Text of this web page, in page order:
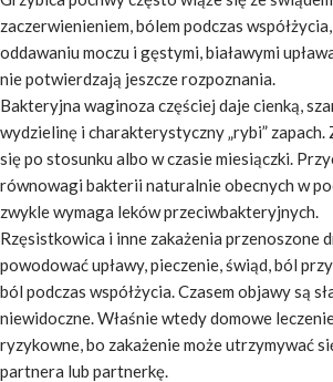
zaczerwienieniem, bólem podczas
oddawaniu moczu i gęstymi, białawymi
nie potwierdzają jeszcze rozpoznania.
Bakteryjna waginoza częściej daje cienką,
wydzielinę i charakterystyczny „rybi” zapach.
się po stosunku albo w czasie miesiączki.
równowagi bakterii naturalnie obecnych w
zwykle wymaga leków przeciwbakteryjnych.
Rzęsistkowica i inne zakażenia przenoszone
powodować upławy, pieczenie, świąd, ból
ból podczas współżycia. Czasem objawy są
niewidoczne. Właśnie wtedy domowe
ryzykowne, bo zakażenie może utrzymywać
partnera lub partnerkę.